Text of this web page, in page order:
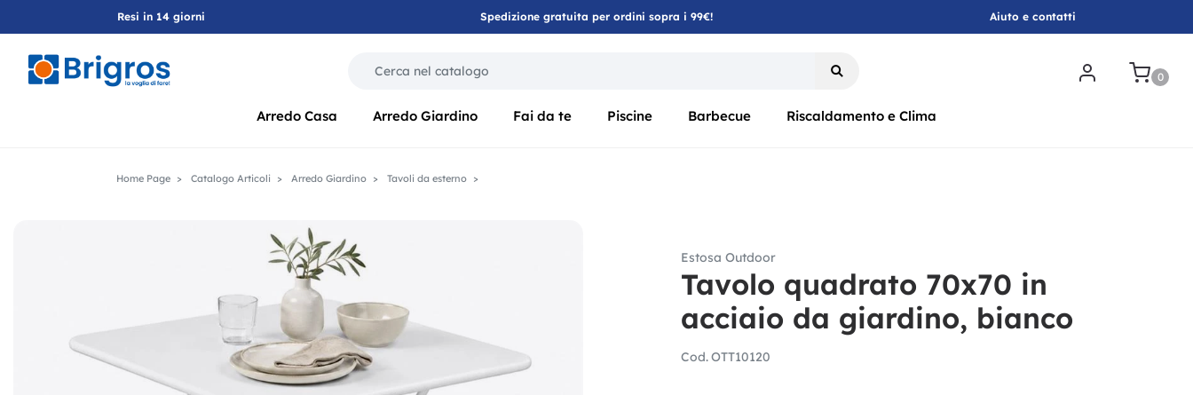
Resi in 14 giorni Spedizione gratuita per ordini sopra i 99€! Aiuto e contatti
0
Arredo Casa Arredo Giardino Fai da te Piscine Barbecue Riscaldamento e Clima
Home Page Catalogo Articoli Arredo Giardino Tavoli da esterno
Estosa Outdoor
Tavolo quadrato 70x70 in
acciaio da giardino, bianco
Cod.OTT10120